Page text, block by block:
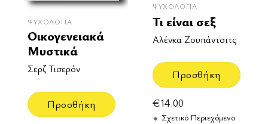
ΨΥΧΟΛΟΓΊΑ
Οικογενειακά
Μυστικά
Σερζ Τισερόν
Προσθήκη
ΨΥΧΟΛΟΓΊΑ
Τι είναι σεξ
Αλένκα Ζουπάντσιτς
Προσθήκη
€14.00
Σχετικό Περιεχόμενο